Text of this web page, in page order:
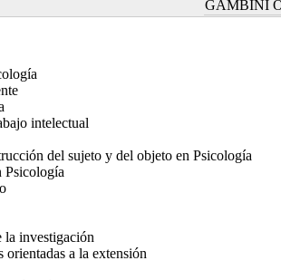
GAMBINI
intelectual
del sujeto y del objeto en Psicología
Psicología
la investigación
a la extensión